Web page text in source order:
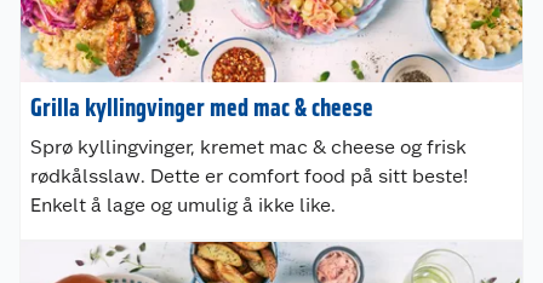
Grilla kyllingvinger med mac & cheese
Sprø kyllingvinger, kremet mac & cheese og frisk
rødkålsslaw. Dette er comfort food på sitt beste!
Enkelt å lage og umulig å ikke like.